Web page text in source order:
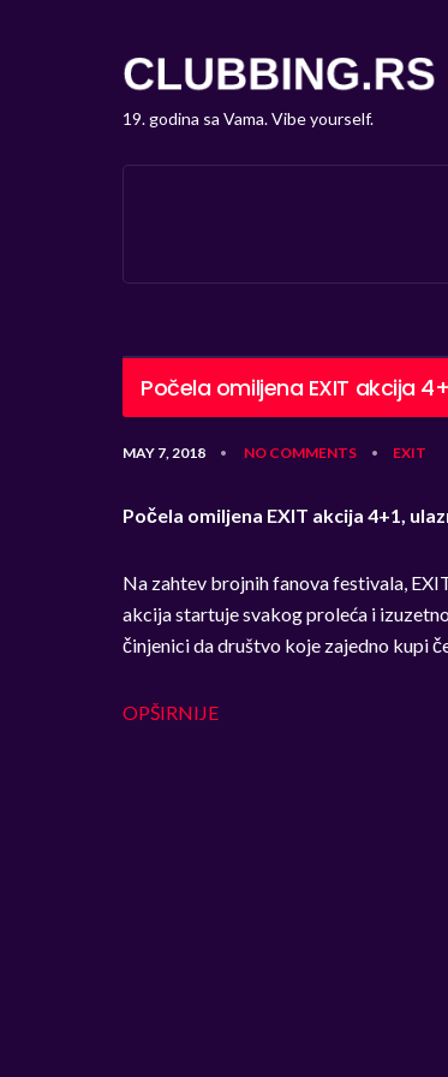
19. godina sa Vama. Vibe yourself.
Počela omiljena EXIT akcija
MAY 7, 2018 • NO COMMENTS • EXIT
Počela omiljena EXIT akcija 4+1,
Na zahtev brojnih fanova festivala,
akcija startuje svakog proleća i
činjenici da društvo koje zajedno kupi
OPŠIRNIJE